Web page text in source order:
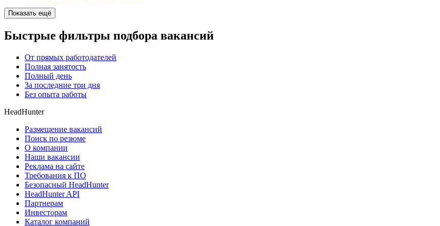
Показать ещё
Быстрые фильтры подбора вакансий
От прямых работодателей
Полная занятость
Полный день
За последние три дня
Без опыта работы
HeadHunter
Размещение вакансий
Поиск по резюме
О компании
Наши вакансии
Реклама на сайте
Требования к ПО
Безопасный HeadHunter
HeadHunter API
Партнерам
Инвесторам
Каталог компаний